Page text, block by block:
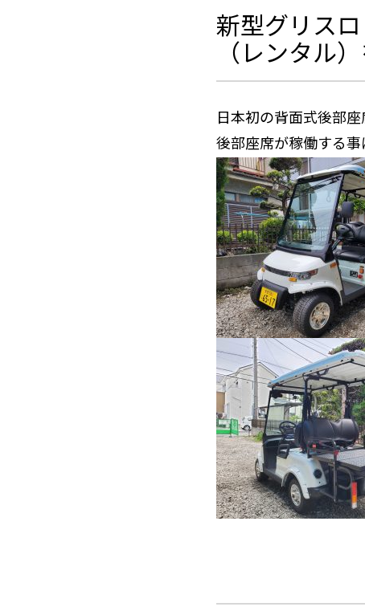
新型グリス
（レンタル
日本初の背面式後部
後部座席が稼働する事